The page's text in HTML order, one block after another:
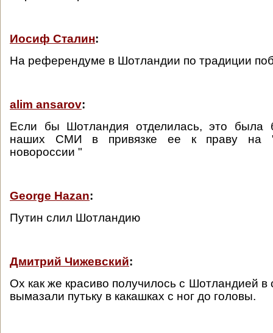
Иосиф Сталин:
На референдуме в Шотландии по традиции
alim ansarov:
Если бы Шотландия отделилась, это
наших СМИ в привязке ее к праву на
новороссии "
George Hazan:
Путин слил Шотландию
Дмитрий Чижевский:
Ох как же красиво получилось с Шотландией
вымазали путьку в какашках с ног до головы.